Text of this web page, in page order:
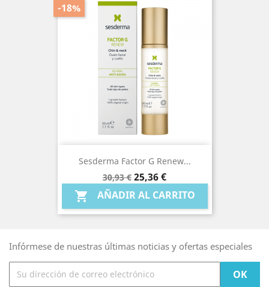
Sesderma Factor G Renew...
Precio
base
30,93 €
-18%
Precio
25,36 €
 AÑADIR AL CARRITO
Infórmese de nuestras últimas noticias y ofertas especiales